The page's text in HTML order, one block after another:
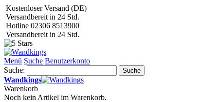
Kostenloser Versand (DE)
Versandbereit in 24 Std.
Hotline 02306 8513900
Versandbereit in 24 Std.
Menü Suche Benutzerkonto
Suche:
Suche
Wandkings
Warenkorb
Noch kein Artikel im Warenkorb.